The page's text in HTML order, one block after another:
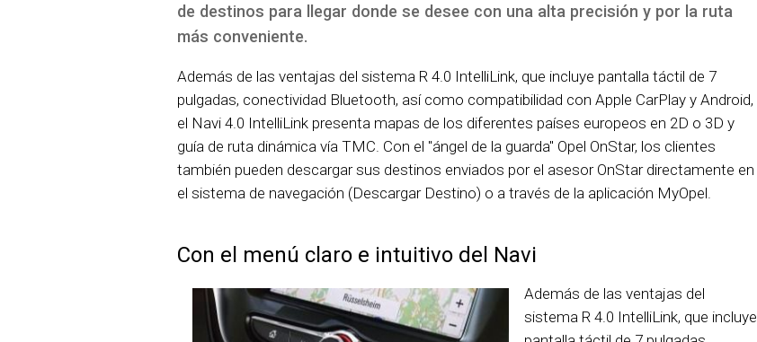
de destinos para llegar donde se desee con una alta precisión y por la ruta
más conveniente.
Además de las ventajas del sistema R 4.0 IntelliLink, que incluye pantalla táctil de 7
pulgadas, conectividad Bluetooth, así como compatibilidad con Apple CarPlay y Android,
el Navi 4.0 IntelliLink presenta mapas de los diferentes países europeos en 2D o 3D y
guía de ruta dinámica vía TMC. Con el "ángel de la guarda" Opel OnStar, los clientes
también pueden descargar sus destinos enviados por el asesor OnStar directamente en
el sistema de navegación (Descargar Destino) o a través de la aplicación MyOpel.
Con el menú claro e intuitivo del Navi
Además de las ventajas del
sistema R 4.0 IntelliLink, que incluye